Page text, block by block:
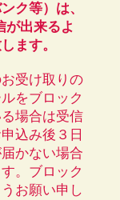
ク等）は、
が出来るよ
ます。
受け取りの
をブロック
場合は受信
込み後３日
かない場合
。ブロック
お願い申し